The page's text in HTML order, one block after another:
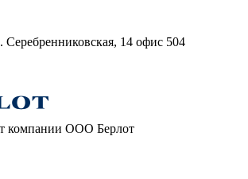
Серебренниковская, 14 офис 504
компании ООО Берлот